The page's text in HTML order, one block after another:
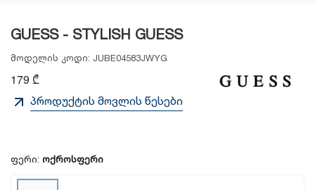
GUESS - STYLISH GUESS
მოდელის კოდი: JUBE04583JWYG
179 ₾
პროდუქტის მოვლის წესები
ფერი: ოქროსფერი